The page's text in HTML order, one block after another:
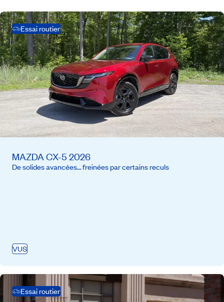
Essai routier
MAZDA CX-5 2026
De solides avancées… freinées par certains reculs
VUS
Essai routier